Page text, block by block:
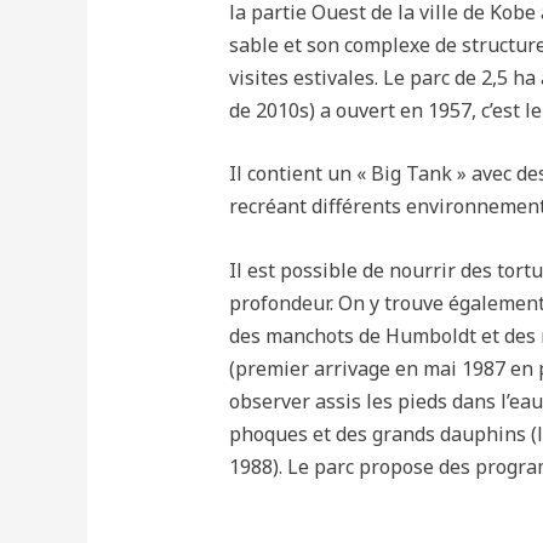
la partie Ouest de la ville de Kobe
sable et son complexe de
visites estivales. Le parc de 2,5
de 2010s) a ouvert en 1957,
Il contient un « Big Tank » avec
recréant différents
Il est possible de nourrir des
profondeur. On y trouve
des manchots de Humboldt et
(premier arrivage en mai 1987 en
observer assis les pieds dans
phoques et des grands dauphins
1988). Le parc propose des